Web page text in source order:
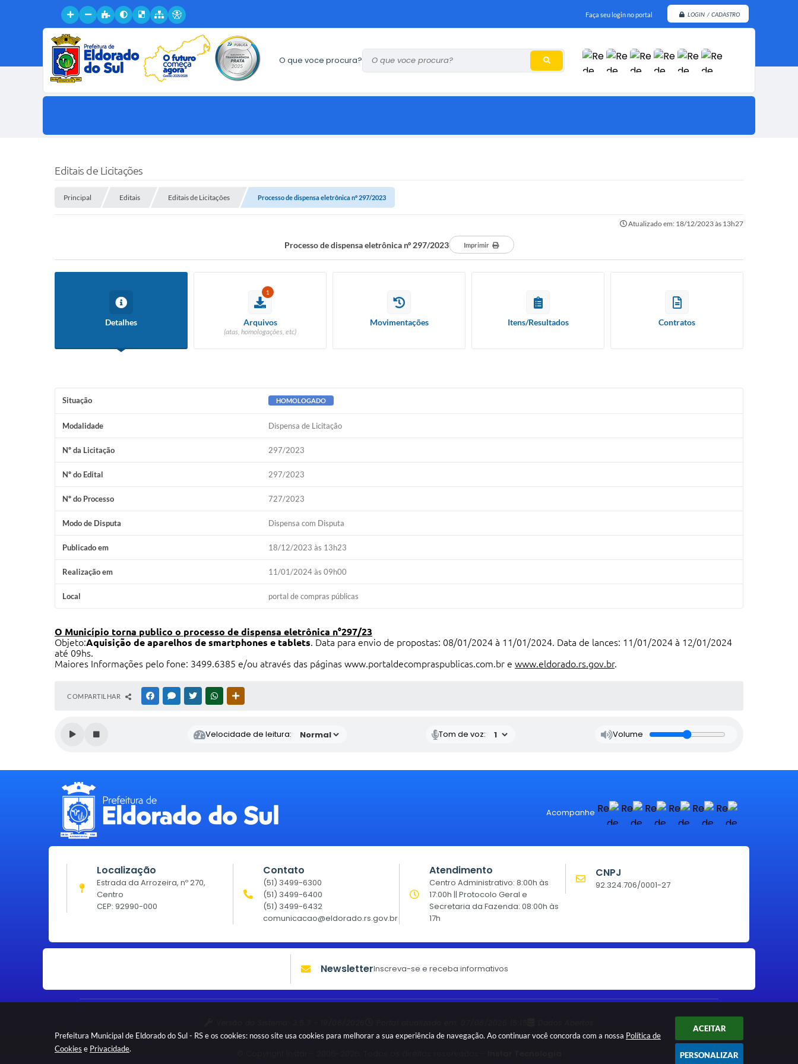
Prefeitura Municipal de Eldorado do Sul - RS e os cookies: nosso site usa cookies para melhorar a sua experiência de navegação. Ao continuar você concorda com a nossa Política de
Cookies e Privacidade.
ACEITAR
PERSONALIZAR
Faça seu login no portal LOGIN / CADASTRO
O que voce procura?
Editais de Licitações
Principal Editais Editais de Licitações Processo de dispensa eletrônica nº 297/2023
Atualizado em: 18/12/2023 às 13h27
Processo de dispensa eletrônica nº 297/2023 Imprimir
Detalhes
1
Arquivos
(atas, homologações, etc)
Movimentações Itens/Resultados Contratos
Situação HOMOLOGADO
Modalidade Dispensa de Licitação
Nº da Licitação 297/2023
Nº do Edital 297/2023
Nº do Processo 727/2023
Modo de Disputa Dispensa com Disputa
Publicado em 18/12/2023 às 13h23
Realização em 11/01/2024 às 09h00
Local portal de compras públicas
O Município torna publico o processo de dispensa eletrônica n°297/23
Objeto:Aquisição de aparelhos de smartphones e tablets. Data para envio de propostas: 08/01/2024 à 11/01/2024. Data de lances: 11/01/2024 à 12/01/2024
até 09hs.
Maiores Informações pelo fone: 3499.6385 e/ou através das páginas www.portaldecompraspublicas.com.br e www.eldorado.rs.gov.br.
COMPARTILHAR FACEBOOKMESSENGER
TWITTERWHATSAPP
Velocidade de leitura: Tom de voz: Volume
NewsletterInscreva-se e receba informativos
Acompanhe
Localização
Estrada da Arrozeira, nº 270,
Centro
CEP: 92990-000
Contato
(51) 3499-6300
(51) 3499-6400
(51) 3499-6432
comunicacao@eldorado.rs.gov.br
Atendimento
Centro Administrativo: 8:00h às
17:00h || Protocolo Geral e
Secretaria da Fazenda: 08:00h às
17h
CNPJ
92.324.706/0001-27